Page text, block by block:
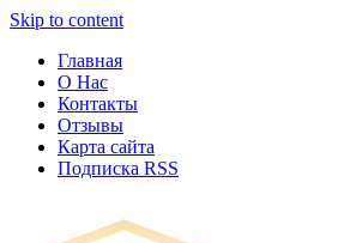
Skip to content
Главная
О Нас
Контакты
Отзывы
Карта сайта
Подписка RSS